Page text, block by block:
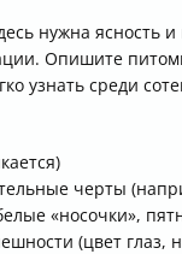
нужна ясность
Опишите
узнать среди
черты
«носочки»,
(цвет глаз,